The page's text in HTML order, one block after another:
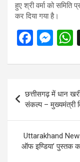
हुए श्री वर्मा को
कर दिया गया है।
F
ce
b
o
o
k
M
se
n
g
er
s
navigation
छत्तीसगढ़ में धान
संकल्प – मुख्यमंत्री
Uttarakhand
ऑफ इण्डिया’ पुस्तक